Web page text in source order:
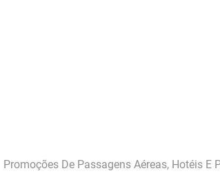
Promoções De Passagens Aéreas, Hotéis E